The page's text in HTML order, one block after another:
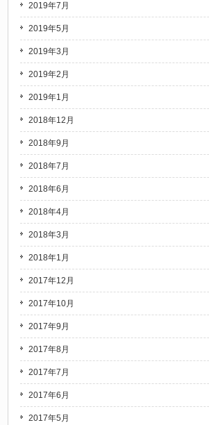
2019年7月
2019年5月
2019年3月
2019年2月
2019年1月
2018年12月
2018年9月
2018年7月
2018年6月
2018年4月
2018年3月
2018年1月
2017年12月
2017年10月
2017年9月
2017年8月
2017年7月
2017年6月
2017年5月